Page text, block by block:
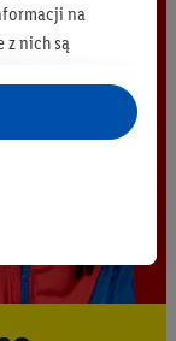
na
nich są
(
reklam
reklam i
treści